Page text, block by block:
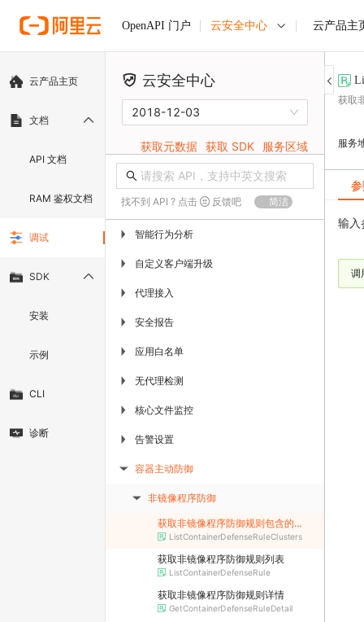
OpenAPI 门户 云安全中心 云产品主
云产品主页
文档
API 文档
RAM 鉴权文档
调试
SDK
安装
示例
CLI
诊断
云安全中心
2018-12-03
获取元数据 获取 SDK 服务区域
找不到 API ? 点击 反馈吧 简洁
▶ 智能行为分析
▶ 自定义客户端升级
▶ 代理接入
▶ 安全报告
▶ 应用白名单
▶ 无代理检测
▶ 核心文件监控
▶ 告警设置
▶ 容器主动防御
▶ 非镜像程序防御
获取非镜像程序防御规则包含的所有集群列表
ListContainerDefenseRuleClusters
获取非镜像程序防御规则列表
ListContainerDefenseRule
获取非镜像程序防御规则详情
GetContainerDefenseRuleDetail
获取
服务
输入
调